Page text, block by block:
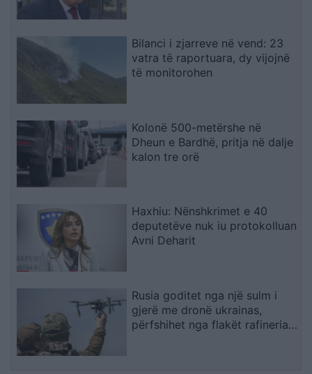
Bilanci i zjarreve në vend: 23
vatra të raportuara, dy vijojnë
të monitorohen
Kolonë 500-metërshe në
Dheun e Bardhë, pritja në dalje
kalon tre orë
Haxhiu: Nënshkrimet e 40
deputetëve nuk iu protokolluan
Avni Deharit
Rusia goditet nga një sulm i
gjerë me dronë ukrainas,
përfshihet nga flakët rafineria